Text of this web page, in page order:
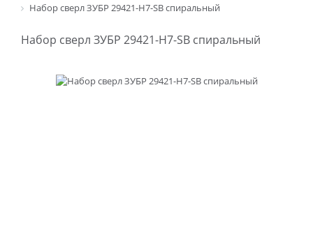
Набор сверл ЗУБР 29421-H7-SB спиральный
Набор сверл ЗУБР 29421-H7-SB спиральный